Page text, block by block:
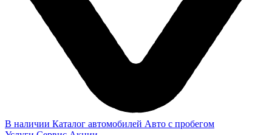
В наличии Каталог автомобилей Авто с пробегом